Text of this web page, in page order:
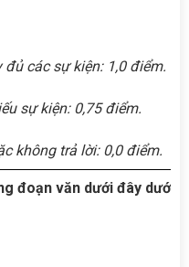
các sự kiện: 1,0 điểm.
sự kiện: 0,75 điểm.
không trả lời: 0,0 điểm.
đoạn văn dưới đây dưới